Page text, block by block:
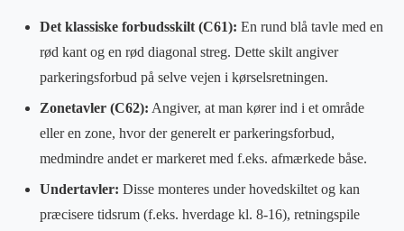
Det klassiske forbudsskilt (C61): En rund blå tavle med en
rød kant og en rød diagonal streg. Dette skilt angiver
parkeringsforbud på selve vejen i kørselsretningen.
Zonetavler (C62): Angiver, at man kører ind i et område
eller en zone, hvor der generelt er parkeringsforbud,
medmindre andet er markeret med f.eks. afmærkede båse.
Undertavler: Disse monteres under hovedskiltet og kan
præcisere tidsrum (f.eks. hverdage kl. 8-16), retningspile